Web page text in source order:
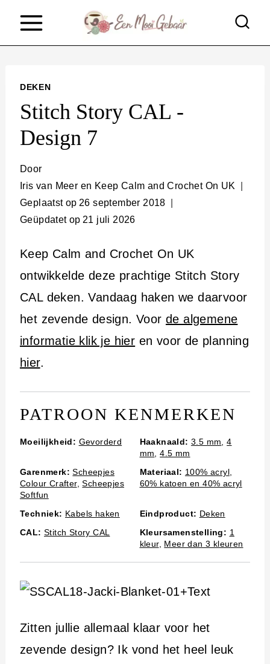
DEKEN
Stitch Story CAL -
Design 7
Door
Iris van Meer en Keep Calm and Crochet On UK
Geplaatst op 26 september 2018
Geüpdatet op 21 juli 2026
Keep Calm and Crochet On UK
ontwikkelde deze prachtige Stitch Story
CAL deken. Vandaag haken we daarvoor
het zevende design. Voor de algemene
informatie klik je hier en voor de planning
hier.
PATROON KENMERKEN
Moeilijkheid: Gevorderd Haaknaald: 3.5 mm ,4
mm ,4.5 mm
Garenmerk: Scheepjes
Colour Crafter,Scheepjes
Softfun
Materiaal: 100% acryl,
60% katoen en 40% acryl
Techniek: Kabels haken Eindproduct: Deken
CAL: Stitch Story CAL Kleursamenstelling: 1
kleur, Meer dan 3 kleuren
Zitten jullie allemaal klaar voor het
zevende design? Ik vond het heel leuk